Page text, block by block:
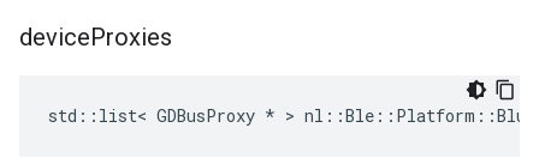
deviceProxies
std::list< GDBusProxy * >